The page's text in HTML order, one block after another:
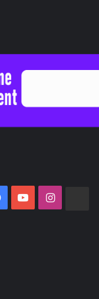
Facebook
YouTubeInstagram